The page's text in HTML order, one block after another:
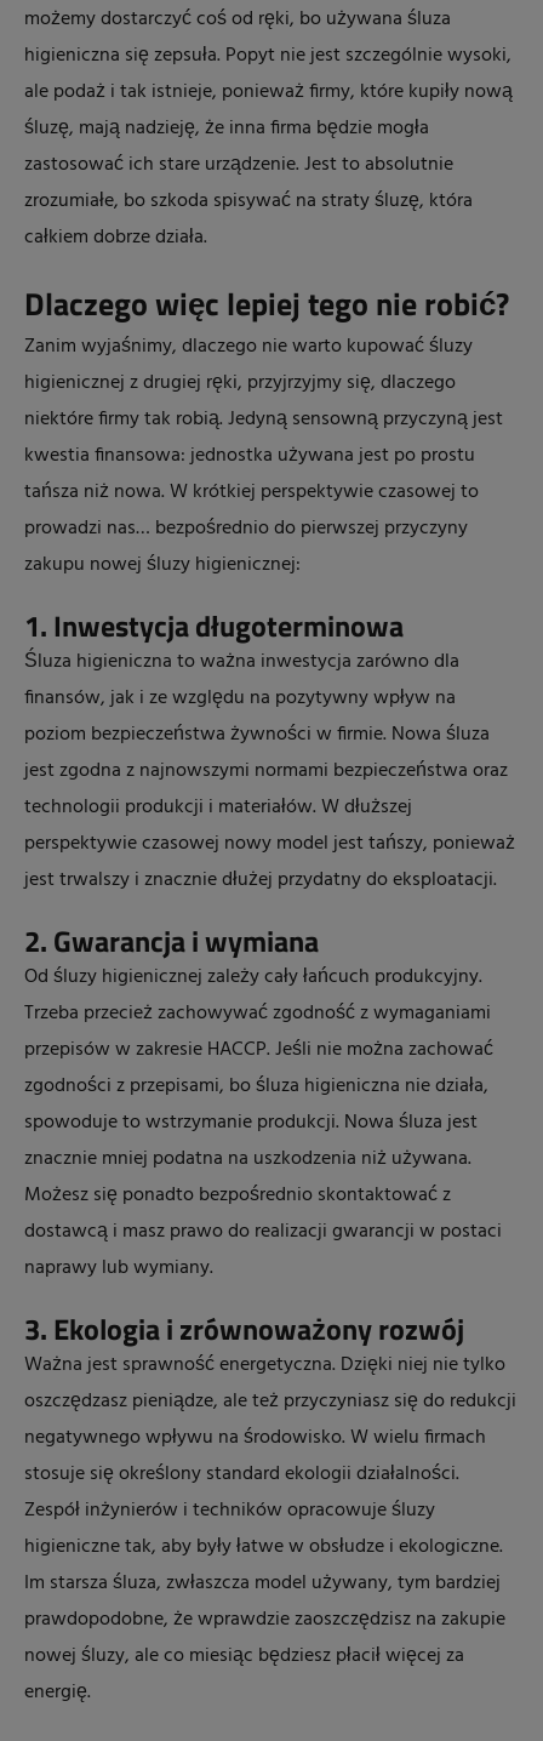
możemy dostarczyć coś od ręki, bo używana śluza
higieniczna się zepsuła. Popyt nie jest szczególnie wysoki,
ale podaż i tak istnieje, ponieważ firmy, które kupiły nową
śluzę, mają nadzieję, że inna firma będzie mogła
zastosować ich stare urządzenie. Jest to absolutnie
zrozumiałe, bo szkoda spisywać na straty śluzę, która
całkiem dobrze działa.
Dlaczego więc lepiej tego nie robić?
Zanim wyjaśnimy, dlaczego nie warto kupować śluzy
higienicznej z drugiej ręki, przyjrzyjmy się, dlaczego
niektóre firmy tak robią. Jedyną sensowną przyczyną jest
kwestia finansowa: jednostka używana jest po prostu
tańsza niż nowa. W krótkiej perspektywie czasowej to
prowadzi nas… bezpośrednio do pierwszej przyczyny
zakupu nowej śluzy higienicznej:
1. Inwestycja długoterminowa
Śluza higieniczna to ważna inwestycja zarówno dla
finansów, jak i ze względu na pozytywny wpływ na
poziom bezpieczeństwa żywności w firmie. Nowa śluza
jest zgodna z najnowszymi normami bezpieczeństwa oraz
technologii produkcji i materiałów. W dłuższej
perspektywie czasowej nowy model jest tańszy, ponieważ
jest trwalszy i znacznie dłużej przydatny do eksploatacji.
2. Gwarancja i wymiana
Od śluzy higienicznej zależy cały łańcuch produkcyjny.
Trzeba przecież zachowywać zgodność z wymaganiami
przepisów w zakresie HACCP. Jeśli nie można zachować
zgodności z przepisami, bo śluza higieniczna nie działa,
spowoduje to wstrzymanie produkcji. Nowa śluza jest
znacznie mniej podatna na uszkodzenia niż używana.
Możesz się ponadto bezpośrednio skontaktować z
dostawcą i masz prawo do realizacji gwarancji w postaci
naprawy lub wymiany.
3. Ekologia i zrównoważony rozwój
Ważna jest sprawność energetyczna. Dzięki niej nie tylko
oszczędzasz pieniądze, ale też przyczyniasz się do redukcji
negatywnego wpływu na środowisko. W wielu firmach
stosuje się określony standard ekologii działalności.
Zespół inżynierów i techników opracowuje śluzy
higieniczne tak, aby były łatwe w obsłudze i ekologiczne.
Im starsza śluza, zwłaszcza model używany, tym bardziej
prawdopodobne, że wprawdzie zaoszczędzisz na zakupie
nowej śluzy, ale co miesiąc będziesz płacił więcej za
energię.